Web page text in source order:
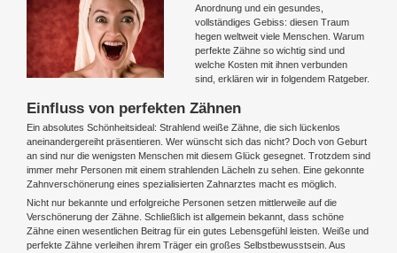
grösseres
Bild
Anordnung und ein gesundes,
vollständiges Gebiss: diesen Traum
hegen weltweit viele Menschen. Warum
perfekte Zähne so wichtig sind und
welche Kosten mit ihnen verbunden
sind, erklären wir in folgendem Ratgeber.
Einfluss von perfekten Zähnen
Ein absolutes Schönheitsideal: Strahlend weiße Zähne, die sich lückenlos
aneinandergereiht präsentieren. Wer wünscht sich das nicht? Doch von Geburt
an sind nur die wenigsten Menschen mit diesem Glück gesegnet. Trotzdem sind
immer mehr Personen mit einem strahlenden Lächeln zu sehen. Eine gekonnte
Zahnverschönerung eines spezialisierten Zahnarztes macht es möglich.
Nicht nur bekannte und erfolgreiche Personen setzen mittlerweile auf die
Verschönerung der Zähne. Schließlich ist allgemein bekannt, dass schöne
Zähne einen wesentlichen Beitrag für ein gutes Lebensgefühl leisten. Weiße und
perfekte Zähne verleihen ihrem Träger ein großes Selbstbewusstsein. Aus